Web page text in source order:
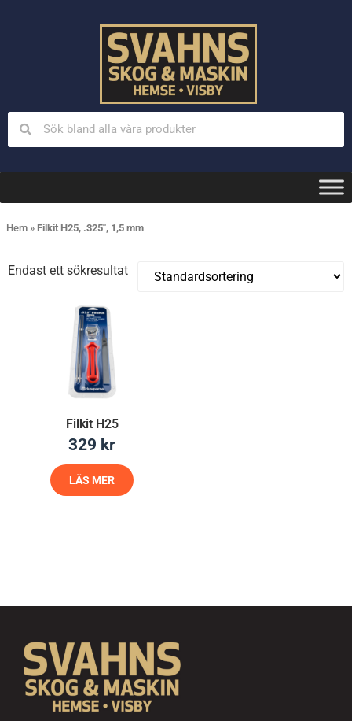
Hem » Filkit H25, .325", 1,5 mm
Endast ett sökresultat
Filkit H25
329 kr
LÄS MER